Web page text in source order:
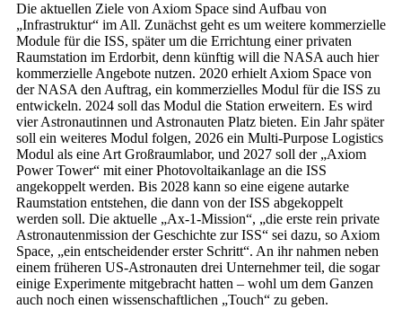
Die aktuellen Ziele von Axiom Space sind Aufbau von
„Infrastruktur“ im All. Zunächst geht es um weitere kommerzielle
Module für die ISS, später um die Errichtung einer privaten
Raumstation im Erdorbit, denn künftig will die NASA auch hier
kommerzielle Angebote nutzen. 2020 erhielt Axiom Space von
der NASA den Auftrag, ein kommerzielles Modul für die ISS zu
entwickeln. 2024 soll das Modul die Station erweitern. Es wird
vier Astronautinnen und Astronauten Platz bieten. Ein Jahr später
soll ein weiteres Modul folgen, 2026 ein Multi-Purpose Logistics
Modul als eine Art Großraumlabor, und 2027 soll der „Axiom
Power Tower“ mit einer Photovoltaikanlage an die ISS
angekoppelt werden. Bis 2028 kann so eine eigene autarke
Raumstation entstehen, die dann von der ISS abgekoppelt
werden soll. Die aktuelle „Ax-1-Mission“, „die erste rein private
Astronautenmission der Geschichte zur ISS“ sei dazu, so Axiom
Space, „ein entscheidender erster Schritt“. An ihr nahmen neben
einem früheren US-Astronauten drei Unternehmer teil, die sogar
einige Experimente mitgebracht hatten – wohl um dem Ganzen
auch noch einen wissenschaftlichen „Touch“ zu geben.